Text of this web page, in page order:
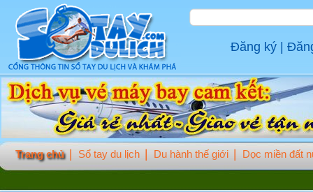
Đăng ký
Trang chủ Sổ tay du lịch Du hành thế giới Dọc miền đất